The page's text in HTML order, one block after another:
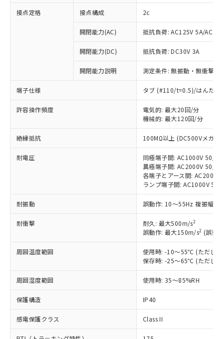
接点定格 接点構成 2c
開閉能力(AC) 抵抗負荷: AC125V 5A/
開閉能力(DC) 抵抗負荷: DC30V 3A
開閉能力説明 測定条件: 無振動・無衝撃
端子仕様 タブ (#110/t=0.5)/はんだづ
許容操作頻度
電気的: 最大20回/分
機械的: 最大120回/分
絶縁抵抗 100MΩ以上 (DC500Vメガ)
耐電圧
同極端子間: AC1000V 50/
異極端子間: AC2000V 50/
各端子とアース間:
ランプ端子間: AC1000V
耐振動 誤動作: 10～55Hz 複振幅
耐衝撃 耐久: 最大500m/s2
誤動作: 最大150m/s2 (誤動
周囲温度範囲
使用時: -10～55℃ (ただし
保存時: -25～65℃ (ただし
周囲湿度範囲 使用時: 35～85%RH
保護構造 IP40
感電保護クラス Class II
以下の条件をお読みいただき、同意のうえ
本サービスは、当社制御機器事業取扱
商品の当社在庫状況および標準価格
(税抜)を提供させていただくもので
当社制御機器事業取扱商品の中には、
本サービスの対象外となる商品もある
在庫状況および標準価格照会結果は、
記載している更新日時点での社内デー
タに基づき作成されるものであり、閲
覧された時点での実際の在庫および標
準価格とは異なる場合があることをご
※1 対応状況
対応済み：EU RoHS指令（10物質）の
非含有に対応した製品が提供可能な商品で
す。
対応予定：EU RoHS指令（10物質）の非含
有に対応した製品に切り替える予定のある
対応予定なし：EU RoHS指令（10物質）の
非含有に非対応の商品で、対応品を出す予
調査・確認中：EU RoHS指令（10物質）の
非含有の対応状況を調査中または確認中の
害物質有無と関係のない商品です。
仕入先様の事情により、非含有部品として
いたものが、含有品と判明した場合などや
むを得ず変更することがあります。
*EU RoHS指令（10物質）：
鉛(Pb) 1000ppm以下、 水銀(Hg) 1000ppm以下、 カド
ミウム(Cd) 100ppm以下、
六価クロム(Cr(Ⅵ)) 1000ppm以下、ポリ臭化ビフェニル
類(PBB) 1000ppm以下、ポリ臭化ジフェニルエーテル類
「○」：最大均質材料含有率が中国RoHSの
基準値以下であることを示します。
「×」：最大均質材料含有率が中国RoHSの
基準値を超えていることを示します。
「－」：未確認です。当社販売部門へお問
*中国RoHS10物質の基準値 (GB/T26572)：
Pb(鉛) :1000ppm、 Hg(水銀) : 1000ppm、 Cd(カドミウ
当社は、これら貴社製品のうち、外国
為替および外国貿易法に定める商品
（以下｢規制貨物等」という）を輸出
または国外への提供する場合は、日本
国政府の輸出許可(または役務取引許
可)を取得するなどの必要な手続きを
とります。
号